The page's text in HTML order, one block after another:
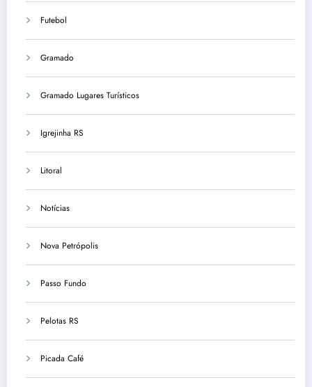
Futebol
Gramado
Gramado Lugares Turísticos
Igrejinha RS
Litoral
Notícias
Nova Petrópolis
Passo Fundo
Pelotas RS
Picada Café